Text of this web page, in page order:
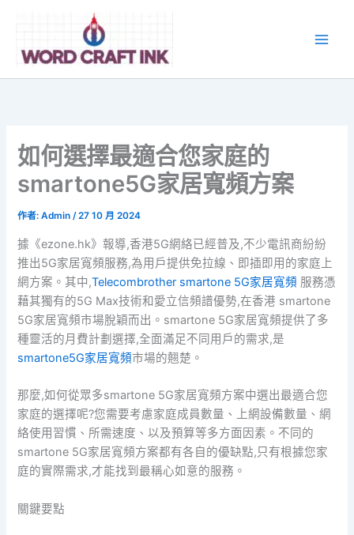
如何選擇最適合您家庭的
smartone5G家居寬頻方案
作者:Admin/27 10 月 2024
據《ezone.hk》報導,香港5G網絡已經普及,不少電訊商紛紛
推出5G家居寬頻服務,為用戶提供免拉線、即插即用的家庭上
網方案。其中,Telecombrother smartone 5G家居寬頻 服務憑
藉其獨有的5G Max技術和愛立信頻譜優勢,在香港 smartone
5G家居寬頻市場脫穎而出。smartone 5G家居寬頻提供了多
種靈活的月費計劃選擇,全面滿足不同用戶的需求,是
smartone5G家居寬頻市場的翹楚。
那麼,如何從眾多smartone 5G家居寬頻方案中選出最適合您
家庭的選擇呢?您需要考慮家庭成員數量、上網設備數量、網
絡使用習慣、所需速度、以及預算等多方面因素。不同的
smartone 5G家居寬頻方案都有各自的優缺點,只有根據您家
庭的實際需求,才能找到最稱心如意的服務。
關鍵要點